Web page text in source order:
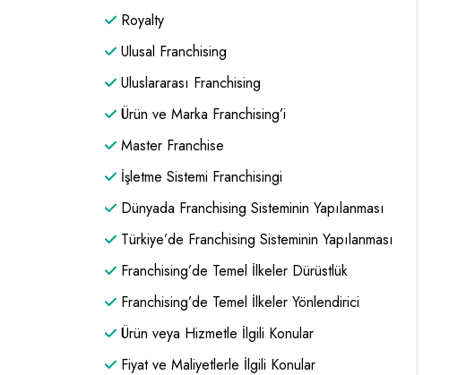
Royalty
Ulusal Franchising
Uluslararası Franchising
Ürün ve Marka Franchising’i
Master Franchise
İşletme Sistemi Franchisingi
Dünyada Franchising Sisteminin Yapılanması
Türkiye’de Franchising Sisteminin Yapılanması
Franchising’de Temel İlkeler Dürüstlük
Franchising’de Temel İlkeler Yönlendirici
Ürün veya Hizmetle İlgili Konular
Fiyat ve Maliyetlerle İlgili Konular